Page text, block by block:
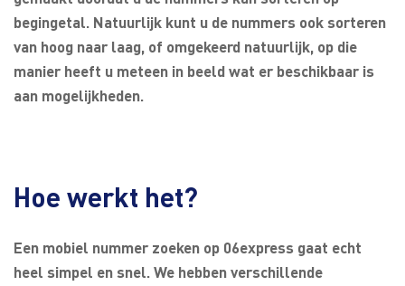
begingetal. Natuurlijk kunt u de nummers ook sorteren
van hoog naar laag, of omgekeerd natuurlijk, op die
manier heeft u meteen in beeld wat er beschikbaar is
aan mogelijkheden.
Hoe werkt het?
Een mobiel nummer zoeken op 06express gaat echt
heel simpel en snel. We hebben verschillende